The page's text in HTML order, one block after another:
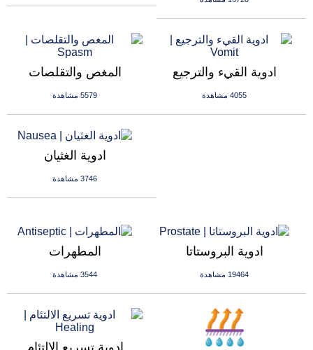
المغص والتقلصات
5579 مشاهدة
ادوية القيء والترجيع
4055 مشاهدة
ادوية الغثيان
3746 مشاهدة
المطهرات
3544 مشاهدة
ادوية البروستاتا
19464 مشاهدة
ادوية تسريع الالتئام